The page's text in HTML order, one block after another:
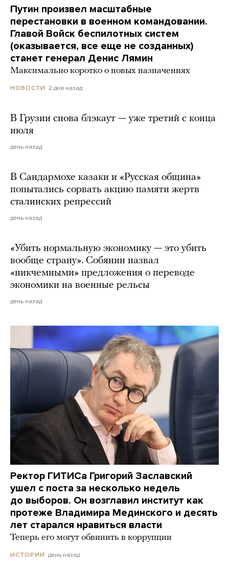
Путин произвел масштабные
перестановки в военном командовании.
Главой Войск беспилотных систем
(оказывается, все еще не созданных)
станет генерал Денис Лямин
Максимально коротко о новых назначениях
НОВОСТИ 2 дня назад
В Грузии снова блэкаут — уже третий с конца
июля
день назад
В Сандармохе казаки и «Русская община»
попытались сорвать акцию памяти жертв
сталинских репрессий
день назад
«Убить нормальную экономику — это убить
вообще страну». Собянин назвал
«никчемными» предложения о переводе
экономики на военные рельсы
день назад
Ректор ГИТИСа Григорий Заславский
ушел с поста за несколько недель
до выборов. Он возглавил институт как
протеже Владимира Мединского и десять
лет старался нравиться власти
Теперь его могут обвинить в коррупции
ИСТОРИИ день назад